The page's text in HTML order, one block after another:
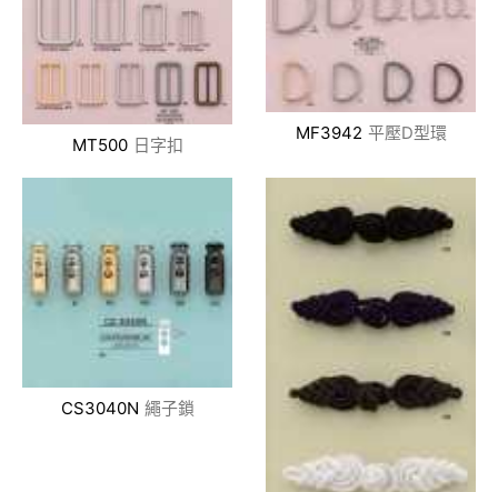
MT500 日字扣
MF3942 平壓D型環
CS3040N 繩子鎖